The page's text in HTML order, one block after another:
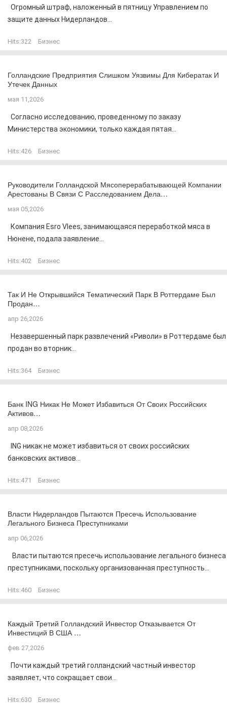
Огромный штраф, наложенный в пятницу Управлением по
защите данных Нидерландов...
Hits:322 Бизнес
Голландские Предприятия Слишком Уязвимы Для Кибератак И
Утечек Данных
мая 11,2026
Согласно исследованию, проведенному по заказу
Министерства экономики, только каждая пятая...
Hits:426 Бизнес
Руководители Голландской Мясоперерабатывающей Компании
Арестованы В Связи С Расследованием Дела…
мая 05,2026
Компания Esro Vlees, занимающаяся переработкой мяса в
Нюнене, подала заявление...
Hits:402 Бизнес
Так И Не Открывшийся Тематический Парк В Роттердаме Был
Продан…
апр 26,2026
Незавершенный парк развлечений «Риволи» в Роттердаме был
продан во вторник...
Hits:364 Бизнес
Банк ING Никак Не Может Избавиться От Своих Российских
Активов…
апр 08,2026
ING никак не может избавиться от своих российских
банковских активов...
Hits:471 Бизнес
Власти Нидерландов Пытаются Пресечь Использование
Легального Бизнеса Преступниками
апр 06,2026
Власти пытаются пресечь использование легального бизнеса
преступниками, поскольку организованная преступность...
Hits:460 Бизнес
Каждый Третий Голландский Инвестор Отказывается От
Инвестиций В США …
фев 27,2026
Почти каждый третий голландский частный инвестор
заявляет, что сокращает свои...
Hits:630 Бизнес